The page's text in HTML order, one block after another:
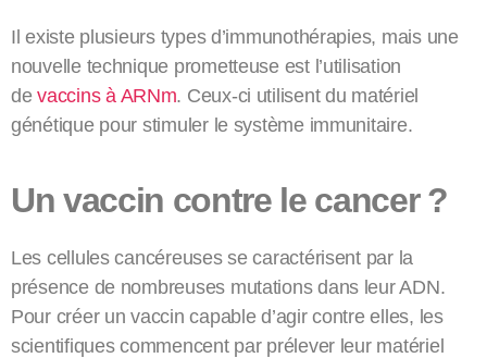
Il existe plusieurs types d’immunothérapies, mais une
nouvelle technique prometteuse est l’utilisation
devaccins à ARNm. Ceux-ci utilisent du matériel
génétique pour stimuler le système immunitaire.
Un vaccin contre le cancer ?
Les cellules cancéreuses se caractérisent par la
présence de nombreuses mutations dans leur ADN.
Pour créer un vaccin capable d’agir contre elles, les
scientifiques commencent par prélever leur matériel